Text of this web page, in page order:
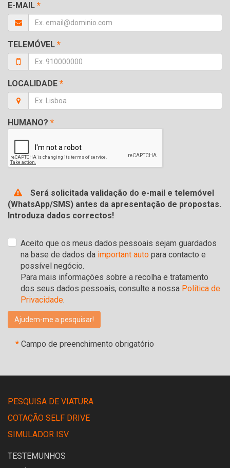
E-MAIL *
TELEMÓVEL *
LOCALIDADE *
HUMANO? *
Será solicitada validação do e-mail e telemóvel
(WhatsApp/SMS) antes da apresentação de propostas.
Introduza dados correctos!
Aceito que os meus dados pessoais sejam guardados
na base de dados da important auto para contacto e
possível negócio.
Para mais informações sobre a recolha e tratamento
dos seus dados pessoais, consulte a nossa Política de
Privacidade.
* Campo de preenchimento obrigatório
PESQUISA DE VIATURA
COTAÇÃO SELF DRIVE
SIMULADOR ISV
TESTEMUNHOS